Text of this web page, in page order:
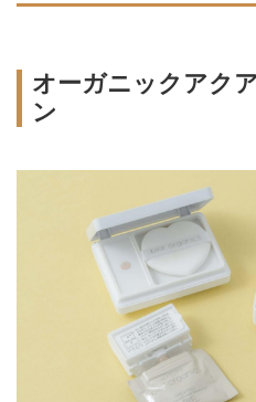
オーガニックアク
ン